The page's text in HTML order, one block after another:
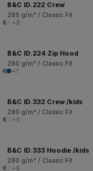
B&C ID.222 Crew
280 g/m² / Classic Fit
+8
B&C ID.224 Zip Hood
280 g/m² / Classic Fit
+1
B&C ID.332 Crew /kids
280 g/m² / Classic Fit
+6
B&C ID.333 Hoodie /kids
280 g/m² / Classic Fit
+6